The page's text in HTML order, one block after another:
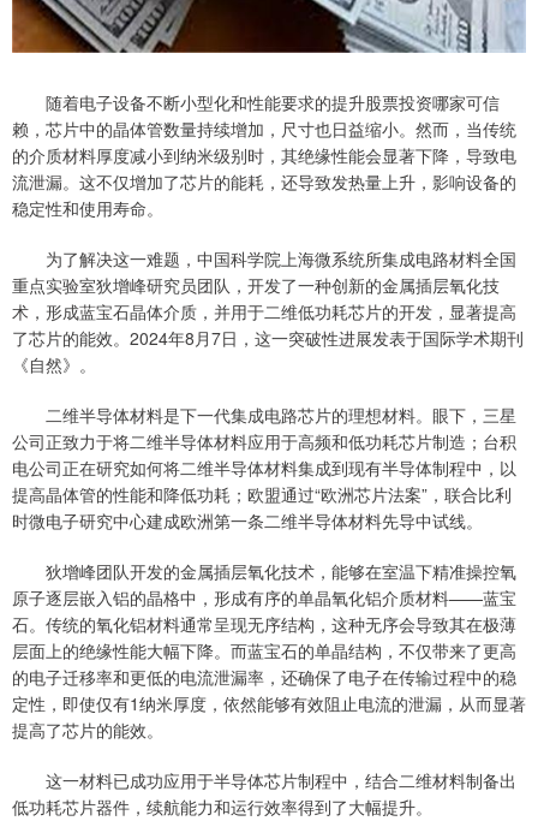
随着电子设备不断小型化和性能要求的提升股票投资哪家可信
赖，芯片中的晶体管数量持续增加，尺寸也日益缩小。然而，当传统
的介质材料厚度减小到纳米级别时，其绝缘性能会显著下降，导致电
流泄漏。这不仅增加了芯片的能耗，还导致发热量上升，影响设备的
稳定性和使用寿命。
为了解决这一难题，中国科学院上海微系统所集成电路材料全国
重点实验室狄增峰研究员团队，开发了一种创新的金属插层氧化技
术，形成蓝宝石晶体介质，并用于二维低功耗芯片的开发，显著提高
了芯片的能效。2024年8月7日，这一突破性进展发表于国际学术期刊
《自然》。
二维半导体材料是下一代集成电路芯片的理想材料。眼下，三星
公司正致力于将二维半导体材料应用于高频和低功耗芯片制造；台积
电公司正在研究如何将二维半导体材料集成到现有半导体制程中，以
提高晶体管的性能和降低功耗；欧盟通过“欧洲芯片法案”，联合比利
时微电子研究中心建成欧洲第一条二维半导体材料先导中试线。
狄增峰团队开发的金属插层氧化技术，能够在室温下精准操控氧
原子逐层嵌入铝的晶格中，形成有序的单晶氧化铝介质材料——蓝宝
石。传统的氧化铝材料通常呈现无序结构，这种无序会导致其在极薄
层面上的绝缘性能大幅下降。而蓝宝石的单晶结构，不仅带来了更高
的电子迁移率和更低的电流泄漏率，还确保了电子在传输过程中的稳
定性，即使仅有1纳米厚度，依然能够有效阻止电流的泄漏，从而显著
提高了芯片的能效。
这一材料已成功应用于半导体芯片制程中，结合二维材料制备出
低功耗芯片器件，续航能力和运行效率得到了大幅提升。